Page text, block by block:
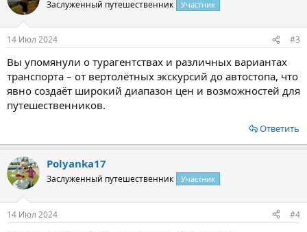
и
Заслуженный путешественник Участник
14 Июл 2024 #3
Вы упомянули о турагентствах и различных вариантах
транспорта – от вертолётных экскурсий до автостопа, что
явно создаёт широкий диапазон цен и возможностей для
путешественников.
Ответить
Polyanka17
Заслуженный путешественник Участник
14 Июл 2024 #4